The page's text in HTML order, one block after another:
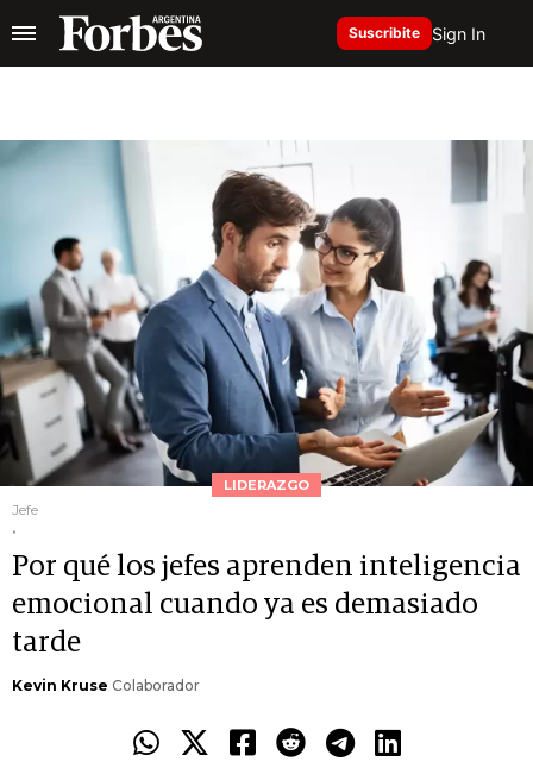
Suscribite Sign In
LIDERAZGO
Jefe
.
Por qué los jefes aprenden inteligencia
emocional cuando ya es demasiado
tarde
Kevin Kruse Colaborador